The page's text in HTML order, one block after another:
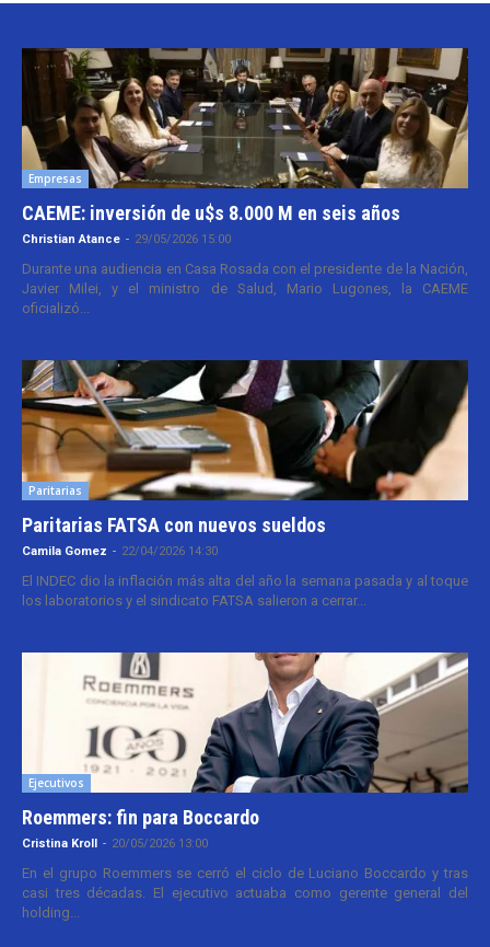
Empresas
CAEME: inversión de u$s 8.000 M en seis años
Christian Atance - 29/05/2026 15:00
Durante una audiencia en Casa Rosada con el presidente de la Nación,
Javier Milei, y el ministro de Salud, Mario Lugones, la CAEME
oficializó...
Paritarias
Paritarias FATSA con nuevos sueldos
Camila Gomez - 22/04/2026 14:30
El INDEC dio la inflación más alta del año la semana pasada y al toque
los laboratorios y el sindicato FATSA salieron a cerrar...
Ejecutivos
Roemmers: fin para Boccardo
Cristina Kroll - 20/05/2026 13:00
En el grupo Roemmers se cerró el ciclo de Luciano Boccardo y tras
casi tres décadas. El ejecutivo actuaba como gerente general del
holding...